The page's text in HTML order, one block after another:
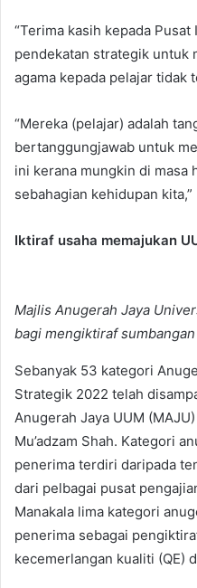
“Terima kasih kepada
pendekatan strategik untuk
agama kepada pelajar tidak
“Mereka (pelajar) adalah
bertanggungjawab untuk
ini kerana mungkin di masa
sebahagian kehidupan kita,”
Iktiraf usaha memajukan
Majlis Anugerah Jaya
bagi mengiktiraf
Sebanyak 53 kategori
Strategik 2022 telah
Anugerah Jaya UUM
Mu’adzam Shah. Kategori
penerima terdiri daripada
dari pelbagai pusat
Manakala lima kategori
penerima sebagai
kecemerlangan kualiti (QE)